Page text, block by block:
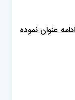
ادامه عنوان نموده